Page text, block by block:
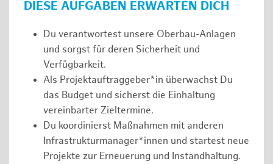
DIESE AUFGABEN ERWARTEN DICH
Du verantwortest unsere Oberbau-Anlagen
und sorgst für deren Sicherheit und
Verfügbarkeit.
Als Projektauftraggeber*in überwachst Du
das Budget und sicherst die Einhaltung
vereinbarter Zieltermine.
Du koordinierst Maßnahmen mit anderen
Infrastrukturmanager*innen und startest neue
Projekte zur Erneuerung und Instandhaltung.